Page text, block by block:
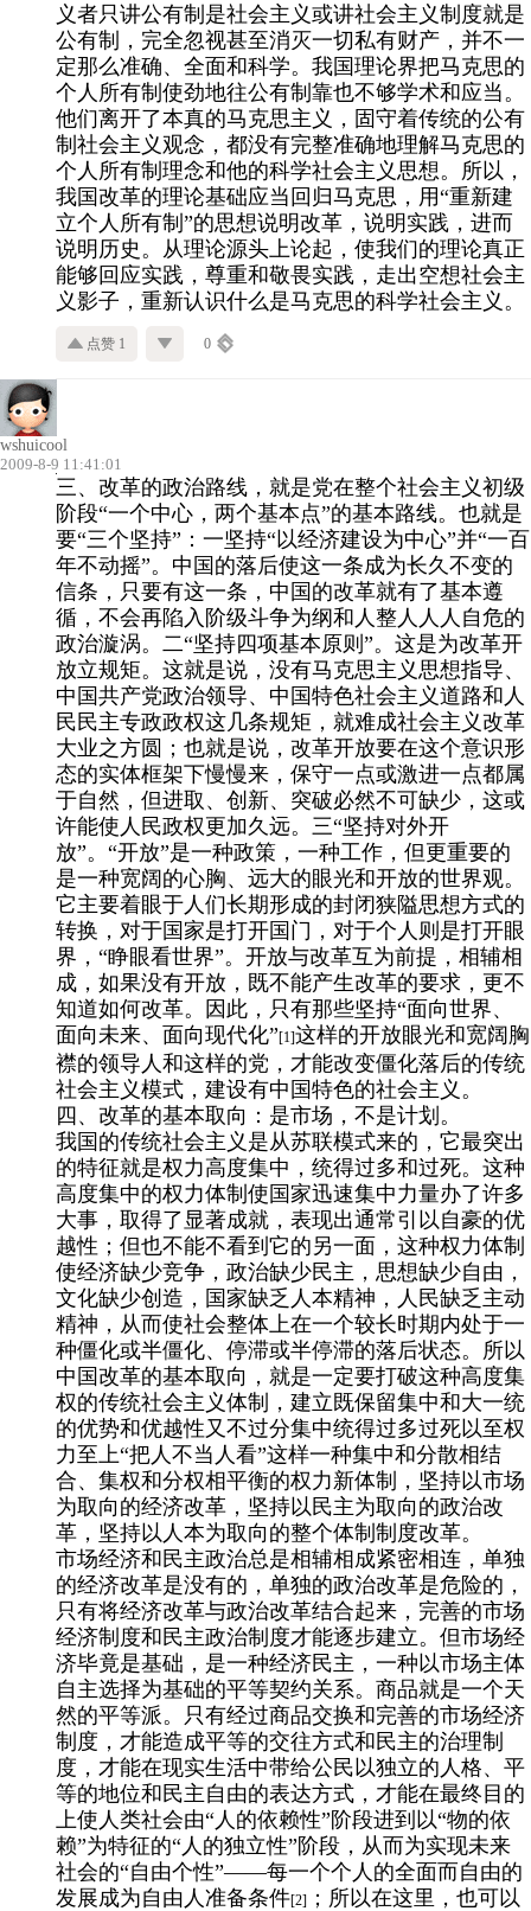
义者只讲公有制是社会主义或讲社会主义制度就是
公有制，完全忽视甚至消灭一切私有财产，并不一
定那么准确、全面和科学。我国理论界把马克思的
个人所有制使劲地往公有制靠也不够学术和应当。
他们离开了本真的马克思主义，固守着传统的公有
制社会主义观念，都没有完整准确地理解马克思的
个人所有制理念和他的科学社会主义思想。所以，
我国改革的理论基础应当回归马克思，用“重新建
立个人所有制”的思想说明改革，说明实践，进而
说明历史。从理论源头上论起，使我们的理论真正
能够回应实践，尊重和敬畏实践，走出空想社会主
义影子，重新认识什么是马克思的科学社会主义。
点赞 1 0
wshuicool
2009-8-9 11:41:01
三、改革的政治路线，就是党在整个社会主义初级
阶段“一个中心，两个基本点”的基本路线。 也就是
要“三个坚持”：一坚持“以经济建设为中心”并“一百
年不动摇”。中国的落后使这一条成为长久不变的
信条，只要有这一条，中国的改革就有了基本遵
循，不会再陷入阶级斗争为纲和人整人人人自危的
政治漩涡。二“坚持四项基本原则”。这是为改革开
放立规矩。这就是说，没有马克思主义思想指导、
中国共产党政治领导、中国特色社会主义道路和人
民民主专政政权这几条规矩，就难成社会主义改革
大业之方圆；也就是说，改革开放要在这个意识形
态的实体框架下慢慢来，保守一点或激进一点都属
于自然，但进取、创新、突破必然不可缺少，这或
许能使人民政权更加久远。三“坚持对外开
放”。“开放”是一种政策，一种工作，但更重要的
是一种宽阔的心胸、远大的眼光和开放的世界观。
它主要着眼于人们长期形成的封闭狭隘思想方式的
转换，对于国家是打开国门，对于个人则是打开眼
界，“睁眼看世界”。开放与改革互为前提，相辅相
成，如果没有开放，既不能产生改革的要求，更不
知道如何改革。因此，只有那些坚持“面向世界、
面向未来、面向现代化”[1]这样的开放眼光和宽阔胸
襟的领导人和这样的党，才能改变僵化落后的传统
社会主义模式，建设有中国特色的社会主义。
四、改革的基本取向：是市场，不是计划。
我国的传统社会主义是从苏联模式来的，它最突出
的特征就是权力高度集中，统得过多和过死。这种
高度集中的权力体制使国家迅速集中力量办了许多
大事，取得了显著成就，表现出通常引以自豪的优
越性；但也不能不看到它的另一面，这种权力体制
使经济缺少竞争，政治缺少民主，思想缺少自由，
文化缺少创造，国家缺乏人本精神，人民缺乏主动
精神，从而使社会整体上在一个较长时期内处于一
种僵化或半僵化、停滞或半停滞的落后状态。所以
中国改革的基本取向，就是一定要打破这种高度集
权的传统社会主义体制，建立既保留集中和大一统
的优势和优越性又不过分集中统得过多过死以至权
力至上“把人不当人看”这样一种集中和分散相结
合、集权和分权相平衡的权力新体制，坚持以市场
为取向的经济改革，坚持以民主为取向的政治改
革，坚持以人本为取向的整个体制制度改革。
市场经济和民主政治总是相辅相成紧密相连，单独
的经济改革是没有的，单独的政治改革是危险的，
只有将经济改革与政治改革结合起来，完善的市场
经济制度和民主政治制度才能逐步建立。但市场经
济毕竟是基础，是一种经济民主，一种以市场主体
自主选择为基础的平等契约关系。商品就是一个天
然的平等派。只有经过商品交换和完善的市场经济
制度，才能造成平等的交往方式和民主的治理制
度，才能在现实生活中带给公民以独立的人格、平
等的地位和民主自由的表达方式，才能在最终目的
上使人类社会由“人的依赖性”阶段进到以“物的依
赖”为特征的“人的独立性”阶段，从而为实现未来
社会的“自由个性”——每一个个人的全面而自由的
发展成为自由人准备条件[2] ；所以在这里，也可以